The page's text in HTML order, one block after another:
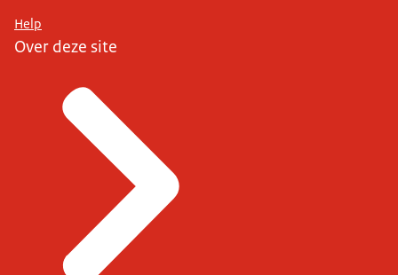
Help
Over deze site